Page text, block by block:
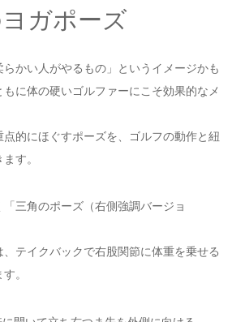
ガポーズ
らかい人がやるもの」というイメージかも
に体の硬いゴルファーにこそ効果的なメ
点的にほぐすポーズを、ゴルフの動作と紐
す。
「三角のポーズ（右側強調バージョ
、テイクバックで右股関節に体重を乗せる
。